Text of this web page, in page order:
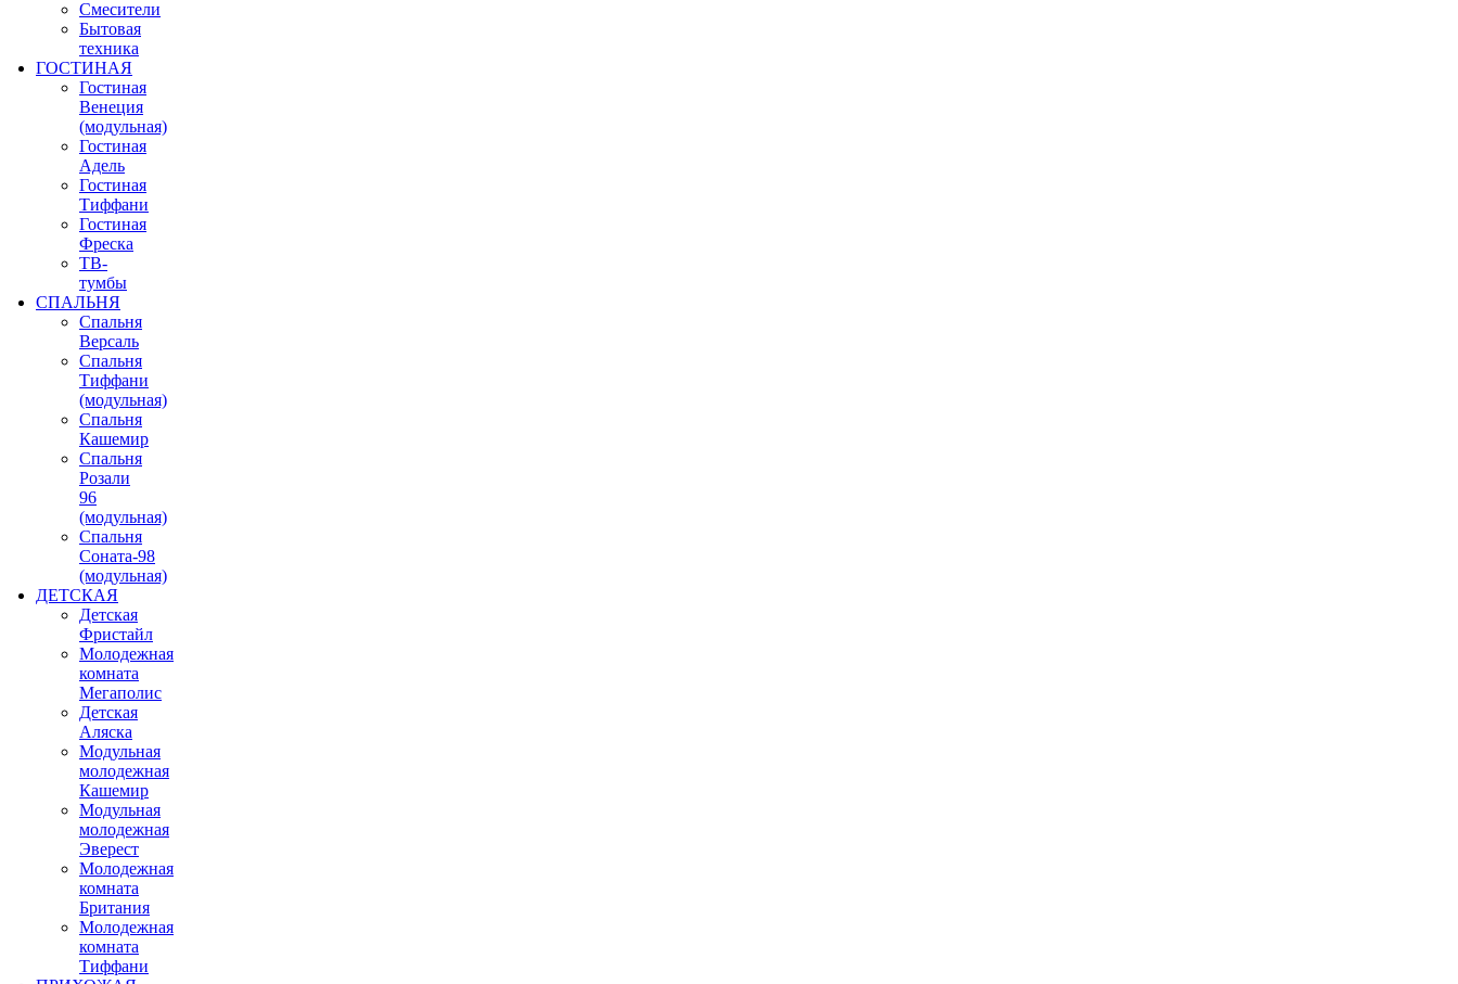
Смесители
Бытовая
техника
ГОСТИНАЯ
Гостиная
Венеция
(модульная)
Гостиная
Адель
Гостиная
Тиффани
Гостиная
Фреска
ТВ-
тумбы
СПАЛЬНЯ
Спальня
Версаль
Спальня
Тиффани
(модульная)
Спальня
Кашемир
Спальня
Розали
96
(модульная)
Спальня
Соната-98
(модульная)
ДЕТСКАЯ
Детская
Фристайл
Молодежная
комната
Мегаполис
Детская
Аляска
Модульная
молодежная
Кашемир
Модульная
молодежная
Эверест
Молодежная
комната
Британия
Молодежная
комната
Тиффани